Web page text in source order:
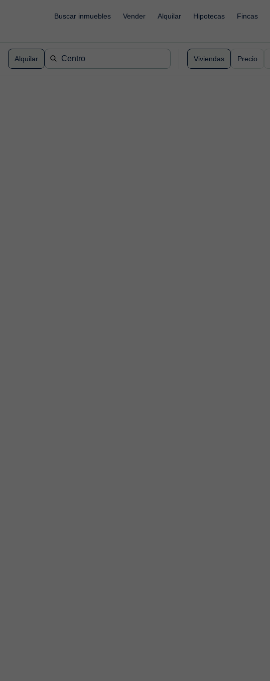
Buscar inmuebles Vender Alquilar Hipotecas Fincas
Alquilar Viviendas Precio